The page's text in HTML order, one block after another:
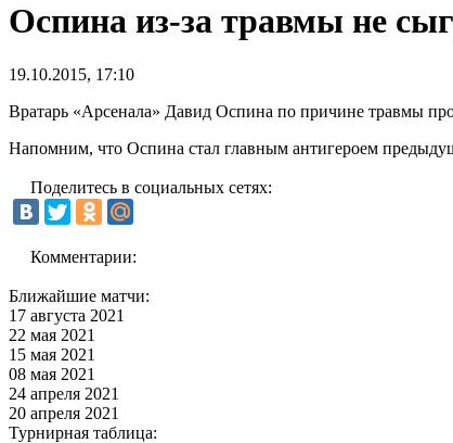
Оспина из-за травмы не
19.10.2015, 17:10
Вратарь «Арсенала» Давид Оспина по причине травмы
Напомним, что Оспина стал главным антигероем
Поделитесь в социальных сетях:
Комментарии:
Ближайшие матчи:
17 августа 2021
22 мая 2021
15 мая 2021
08 мая 2021
24 апреля 2021
20 апреля 2021
Турнирная таблица: